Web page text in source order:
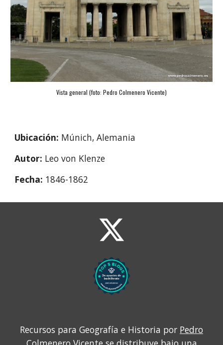
Vista general (foto: Pedro Colmenero Vicente)
Ubicación: Múnich, Alemania
Autor: Leo von Klenze
Fecha: 1846-1862
Recursos para Geografía e Historia por Pedro